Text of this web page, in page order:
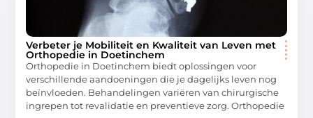
Verbeter je Mobiliteit en Kwaliteit van Leven met
Orthopedie in Doetinchem
Orthopedie in Doetinchem biedt oplossingen voor
verschillende aandoeningen die je dagelijks leven nog
beïnvloeden. Behandelingen variëren van chirurgische
ingrepen tot revalidatie en preventieve zorg. Orthopedie